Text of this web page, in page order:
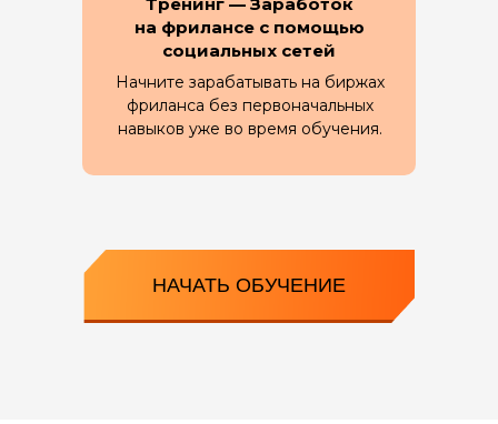
Начните зарабатывать на биржах
фриланса без первоначальных
навыков уже во время обучения.
на фрилансе с помощью
социальных сетей
НАЧАТЬ ОБУЧЕНИЕ